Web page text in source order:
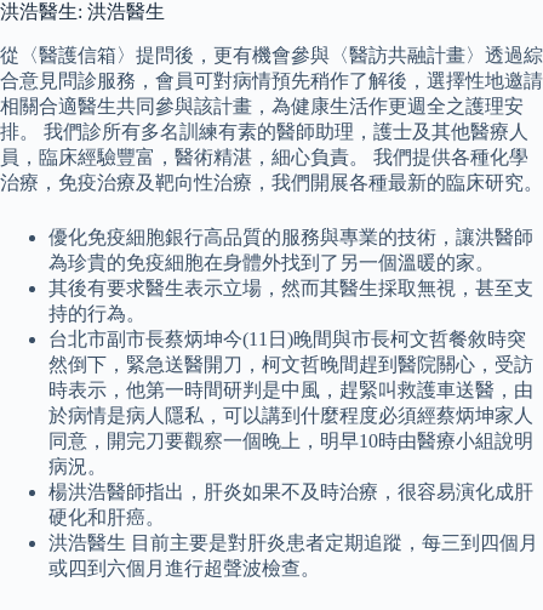
洪浩醫生: 洪浩醫生
從〈醫護信箱〉提問後，更有機會參與〈醫訪共融計畫〉透過綜
合意見問診服務，會員可對病情預先稍作了解後，選擇性地邀請
相關合適醫生共同參與該計畫，為健康生活作更週全之護理安
排。 我們診所有多名訓練有素的醫師助理，護士及其他醫療人
員，臨床經驗豐富，醫術精湛，細心負責。 我們提供各種化學
治療，免疫治療及靶向性治療，我們開展各種最新的臨床研究。
優化免疫細胞銀行高品質的服務與專業的技術，讓洪醫師
為珍貴的免疫細胞在身體外找到了另一個溫暖的家。
其後有要求醫生表示立場，然而其醫生採取無視，甚至支
持的行為。
台北市副市長蔡炳坤今(11日)晚間與市長柯文哲餐敘時突
然倒下，緊急送醫開刀，柯文哲晚間趕到醫院關心，受訪
時表示，他第一時間研判是中風，趕緊叫救護車送醫，由
於病情是病人隱私，可以講到什麼程度必須經蔡炳坤家人
同意，開完刀要觀察一個晚上，明早10時由醫療小組說明
病況。
楊洪浩醫師指出，肝炎如果不及時治療，很容易演化成肝
硬化和肝癌。
洪浩醫生 目前主要是對肝炎患者定期追蹤，每三到四個月
或四到六個月進行超聲波檢查。